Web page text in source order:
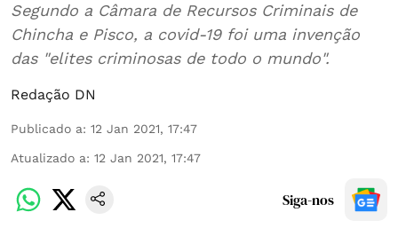
Segundo a Câmara de Recursos Criminais de
Chincha e Pisco, a covid-19 foi uma invenção
das "elites criminosas de todo o mundo".
Redação DN
Publicado a: 12 Jan 2021, 17:47
Atualizado a: 12 Jan 2021, 17:47
Siga-nos